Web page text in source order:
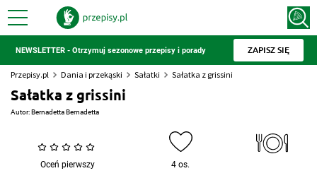
NEWSLETTER - Otrzymuj sezonowe przepisy i porady ZAPISZ SIĘ
Przepisy.pl Dania i przekąski Sałatki Sałatka z grissini
Sałatka z grissini
Autor:Bernadetta Bernadetta
Oceń pierwszy 4 os.